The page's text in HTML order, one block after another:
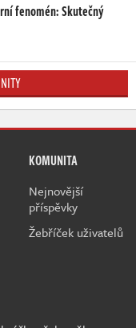
fenomén: Skutečný
KOMUNITA
Nejnovější
příspěvky
Žebříček uživatelů